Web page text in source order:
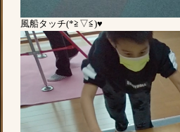
風船タッチ(*≧▽≦)♥